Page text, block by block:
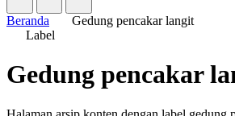
Beranda
Gedung pencakar langit
Label
Gedung pencakar